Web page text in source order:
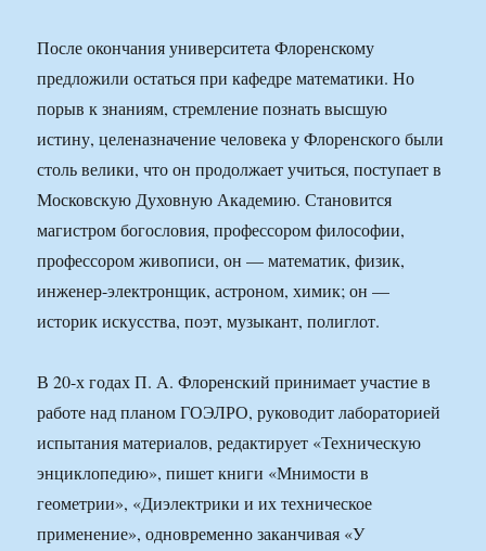
После окончания университета Флоренскому
предложили остаться при кафедре математики. Но
порыв к знаниям, стремление познать высшую
истину, целеназначение человека у Флоренского были
столь велики, что он продолжает учиться, поступает в
Московскую Духовную Академию. Становится
магистром богословия, профессором философии,
профессором живописи, он — математик, физик,
инженер-электронщик, астроном, химик; он —
историк искусства, поэт, музыкант, полиглот.
В 20-х годах П. А. Флоренский принимает участие в
работе над планом ГОЭЛРО, руководит лабораторией
испытания материалов, редактирует «Техническую
энциклопедию», пишет книги «Мнимости в
геометрии», «Диэлектрики и их техническое
применение», одновременно заканчивая «У